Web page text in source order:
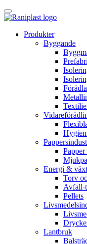
Skip
to
Produkter
Byggande
Energi &
Torv
Avfall-
Pellets
Lantbruk